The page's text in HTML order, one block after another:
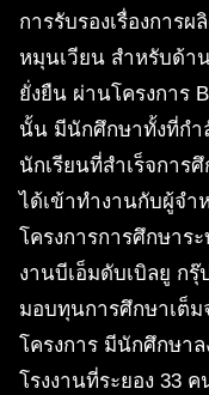
การรับรองเรื่องการ
หมุนเวียน สำหรับด้า
ยั่งยืน ผ่านโครงการ
นั้น มีนักศึกษาทั้งที่กำ
นักเรียนที่สำเร็จการ
ได้เข้าทำงานกับผู้จ
โครงการการศึกษาร
งานบีเอ็มดับเบิลยู ก
มอบทุนการศึกษาเต็ม
โครงการ มีนักศึกษา
โรงงานที่ระยอง 33 ค